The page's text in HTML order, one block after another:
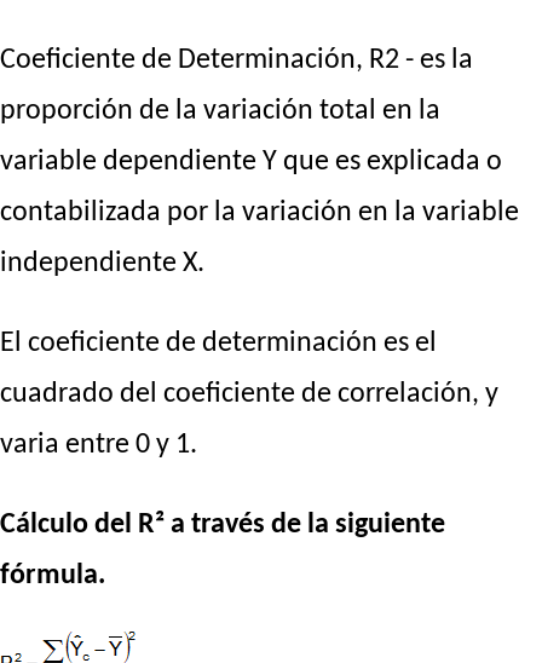
Coeficiente de Determinación, R2 - es la
proporción de la variación total en la
variable dependiente Y que es explicada o
contabilizada por la variación en la variable
independiente X.
El coeficiente de determinación es el
cuadrado del coeficiente de correlación, y
varia entre 0 y 1.
Cálculo del R² a través de la siguiente
fórmula.